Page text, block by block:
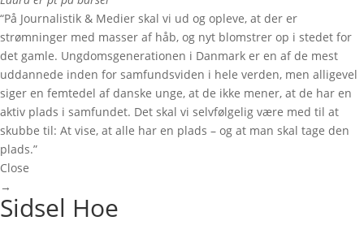
“På Journalistik & Medier skal vi ud og opleve, at der er
strømninger med masser af håb, og nyt blomstrer op i stedet for
det gamle. Ungdomsgenerationen i Danmark er en af de mest
uddannede inden for samfundsviden i hele verden, men alligevel
siger en femtedel af danske unge, at de ikke mener, at de har en
aktiv plads i samfundet. Det skal vi selvfølgelig være med til at
skubbe til: At vise, at alle har en plads – og at man skal tage den
plads.”
Close
→
Sidsel Hoe